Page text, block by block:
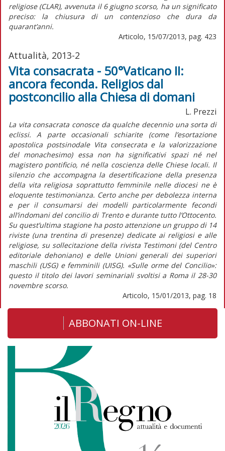
religiose (CLAR), avvenuta il 6 giugno scorso, ha un significato
preciso: la chiusura di un contenzioso che dura da
quarant’anni.
Articolo, 15/07/2013, pag. 423
Attualità, 2013-2
Vita consacrata - 50°Vaticano II:
ancora feconda. Religios dal
postconcilio alla Chiesa di domani
L. Prezzi
La vita consacrata conosce da qualche decennio una sorta di
eclissi. A parte occasionali schiarite (come l’esortazione
apostolica postsinodale Vita consecrata e la valorizzazione
del monachesimo) essa non ha significativi spazi né nel
magistero pontificio, né nella coscienza delle Chiese locali. Il
silenzio che accompagna la desertificazione della presenza
della vita religiosa soprattutto femminile nelle diocesi ne è
eloquente testimonianza. Certo anche per debolezza interna
e per il consumarsi dei modelli particolarmente fecondi
all’indomani del concilio di Trento e durante tutto l’Ottocento.
Su quest’ultima stagione ha posto attenzione un gruppo di 14
riviste (una trentina di presenze) dedicate ai religiosi e alle
religiose, su sollecitazione della rivista Testimoni (del Centro
editoriale dehoniano) e delle Unioni generali dei superiori
maschili (USG) e femminili (UISG). «Sulle orme del Concilio»:
questo il titolo dei lavori seminariali svoltisi a Roma il 28-30
novembre scorso.
Articolo, 15/01/2013, pag. 18
ABBONATI ON-LINE